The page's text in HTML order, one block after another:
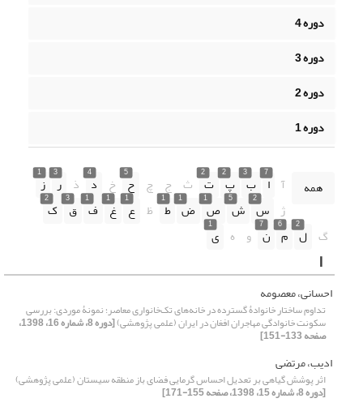
دوره 4
دوره 3
دوره 2
دوره 1
همه آ
7
ا
3
ب
2
پ
2
ت ث ج چ
5
ح خ
4
د ذ
3
ر
1
ز
ژ
2
س
5
ش
1
ص
1
ض
1
ط ظ
1
ع
1
غ
1
ف
3
ق
2
ک
گ
2
ل
6
م
7
ن و ه
1
ی
ا
احسانی، معصومه
تداوم ساختار خانوادۀ گسترده در خانه‌های تک‌خانواری معاصر؛ نمونۀ موردی: بررسی
سکونت خانوادگی مهاجران افغان در ایران (علمی پژوهشی) [دوره 8، شماره 16، 1398،
صفحه 133-151]
ادیب، مرتضی
اثر پوشش گیاهی بر تعدیل احساس گرمایی فضای باز منطقه سیستان (علمی پژوهشی)
[دوره 8، شماره 15، 1398، صفحه 155-171]